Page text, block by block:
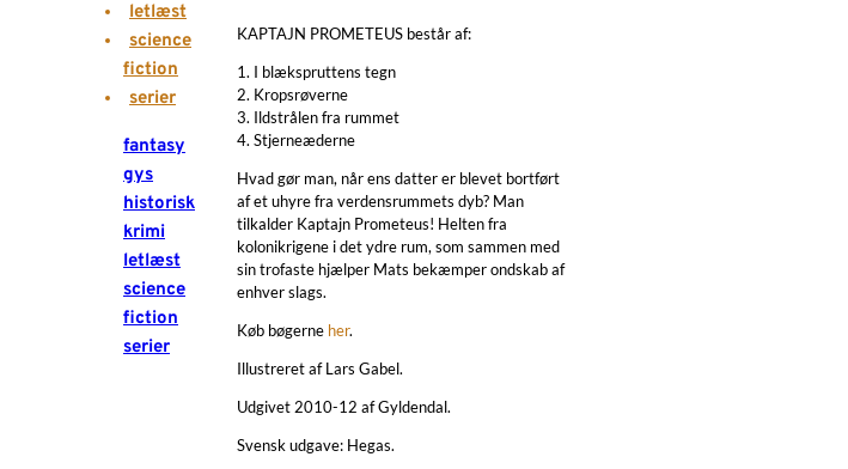
letlæst
science
fiction
serier
fantasy
gys
historisk
krimi
letlæst
science
fiction
serier
KAPTAJN PROMETEUS består af:
1. I blækspruttens tegn
2. Kropsrøverne
3. Ildstrålen fra rummet
4. Stjerneæderne
Hvad gør man, når ens datter er blevet bortført
af et uhyre fra verdensrummets dyb? Man
tilkalder Kaptajn Prometeus! Helten fra
kolonikrigene i det ydre rum, som sammen med
sin trofaste hjælper Mats bekæmper ondskab af
enhver slags.
Køb bøgerne her.
Illustreret af Lars Gabel.
Udgivet 2010-12 af Gyldendal.
Svensk udgave: Hegas.